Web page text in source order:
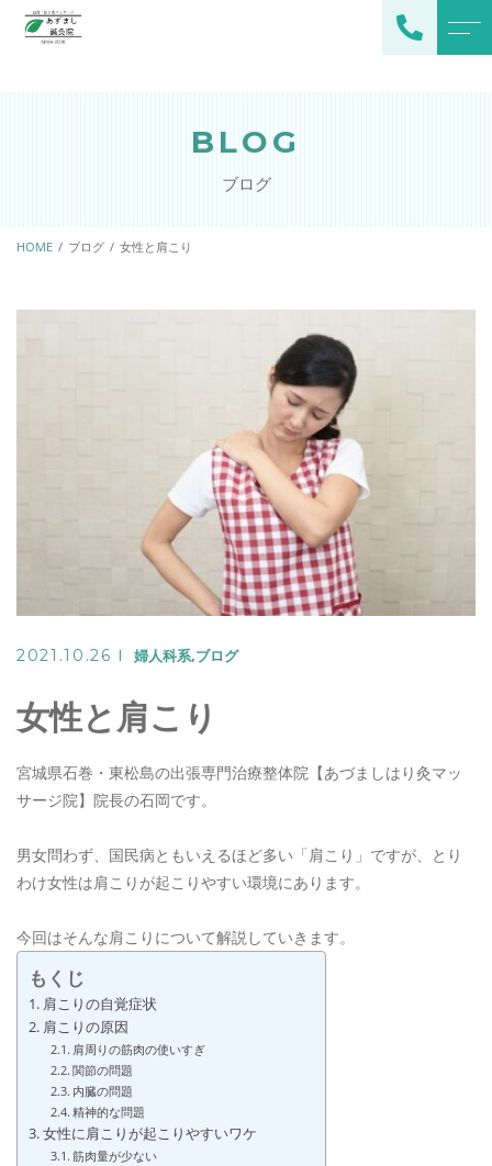
当院について
メインメニュー
よくある質問
お知らせ
ご予約・お問い合わせ
080-2378-0529
Warning
: Undefined variable
/home/seiya1989/
on line320
>
BLOG
ブログ
HOME ブログ 女性と肩こり
2021.10.26 婦人科系 ブログ
女性と肩こり
宮城県石巻・東松島の出張専門治療整体院【あづましはり灸マッ
サージ院】院長の石岡です。
男女問わず、国民病ともいえるほど多い「肩こり」ですが、とり
わけ女性は肩こりが起こりやすい環境にあります。
今回はそんな肩こりについて解説していきます。
もくじ
肩こりの自覚症状
肩こりの原因
肩周りの筋肉の使いすぎ
関節の問題
内臓の問題
精神的な問題
女性に肩こりが起こりやすいワケ
筋肉量が少ない